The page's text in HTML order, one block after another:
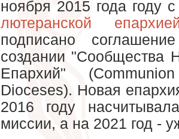
ноября 2015 года году
лютеранской
подписано
создании "Сообщества
Епархий"
Dioceses). Новая
2016 году
миссии, а на 2021 год -